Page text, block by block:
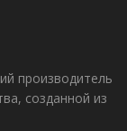
производитель
созданной из